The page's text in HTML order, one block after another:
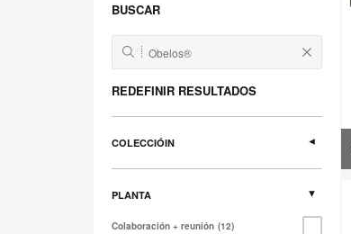
BUSCAR
REDEFINIR RESULTADOS
COLECCIÓIN
PLANTA
Colaboración + reunión 12